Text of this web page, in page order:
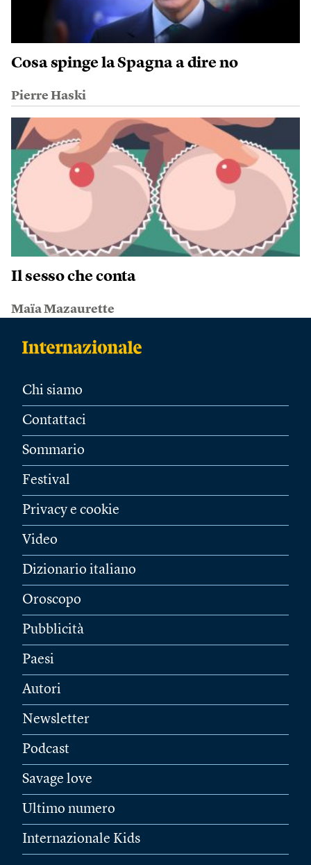
Cosa spinge la Spagna a dire no
Pierre Haski
Il sesso che conta
Maïa Mazaurette
Chi siamo
Contattaci
Sommario
Festival
Privacy e cookie
Video
Dizionario italiano
Oroscopo
Pubblicità
Paesi
Autori
Newsletter
Podcast
Savage love
Ultimo numero
Internazionale Kids